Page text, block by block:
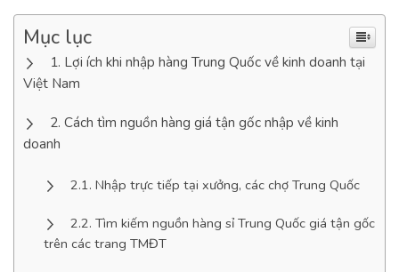
Mục lục
Lợi ích khi nhập hàng Trung Quốc về kinh doanh tại
Việt Nam
Cách tìm nguồn hàng giá tận gốc nhập về kinh
doanh
Nhập trực tiếp tại xưởng, các chợ Trung Quốc
Tìm kiếm nguồn hàng sỉ Trung Quốc giá tận gốc
trên các trang TMĐT